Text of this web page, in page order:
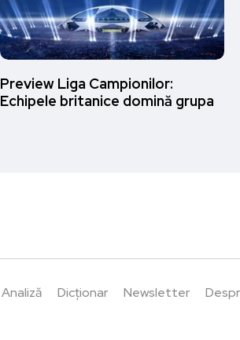
Preview Liga Campionilor:
Echipele britanice domină grupa
Analiză Dicționar Newsletter